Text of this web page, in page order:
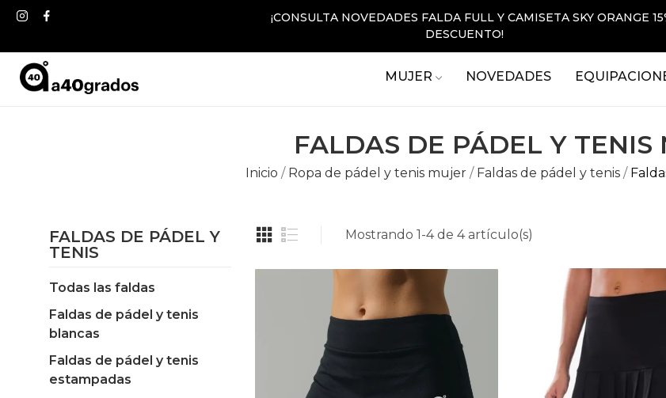
¡CONSULTA NOVEDADES FALDA FULL Y CAMISETA SKY ORANGE
DESCUENTO!
MUJER NOVEDADES
FALDAS DE PÁDEL Y TENIS
Inicio Ropa de pádel y tenis mujer Faldas de pádel y tenis
FALDAS DE PÁDEL Y
TENIS
Todas las faldas
Faldas de pádel y tenis
blancas
Faldas de pádel y tenis
estampadas
Mostrando 1-4 de 4 artículo(s)